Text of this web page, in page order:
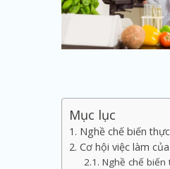
Mục lục
Nghề chế biến
Cơ hội việc làm
Nghề chế